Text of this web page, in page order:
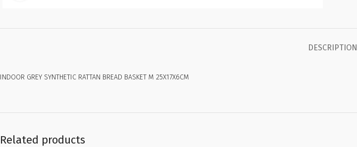
DESCRIPTION
INDOOR GREY SYNTHETIC RATTAN BREAD BASKET M 25X17X6CM
Related products